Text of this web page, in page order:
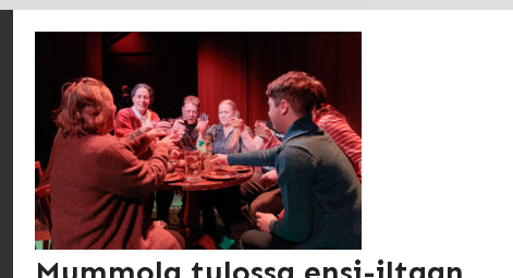
LIPUT
TEATTERI
RAVINTOLA
PAKETIT
YHTEYSTIEDOT
TIETOSUOJALEHDISTÖ